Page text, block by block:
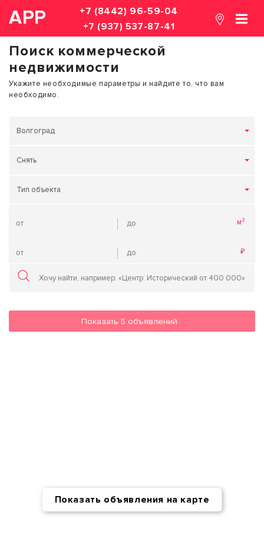
АРР
+7 (8442) 96-59-04
+7 (937) 537-87-41
Поиск коммерческой
недвижимости
Укажите необходимые параметры и найдите то, что вам
необходимо.
Волгоград
Снять
Тип объекта
Показать 5 объявлений
Показать объявления на карте